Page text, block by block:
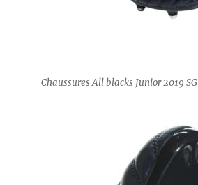
Chaussures All blacks Junior 2019 SG